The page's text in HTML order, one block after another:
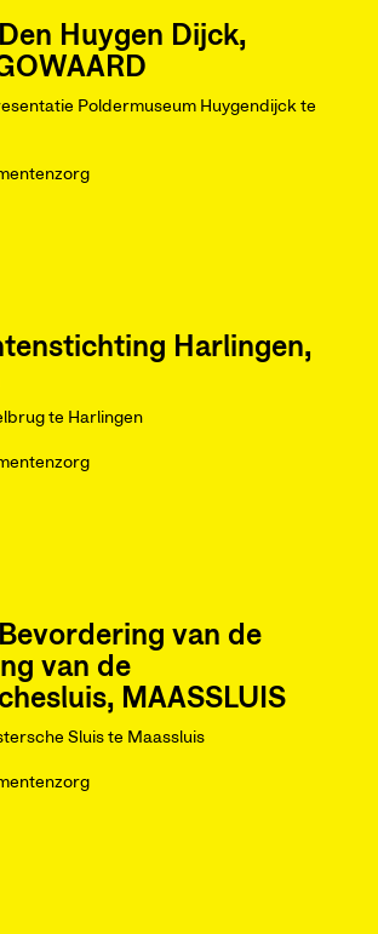
Huygen Dijck,
Poldermuseum Huygendijck te
Harlingen,
te Harlingen
van de
van de
MAASSLUIS
Sluis te Maassluis